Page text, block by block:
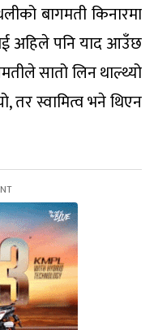
बागमती किनारमा
अहिले पनि याद आउँछ
सातो लिन थाल्थ्यो
तर स्वामित्व भने थिएन